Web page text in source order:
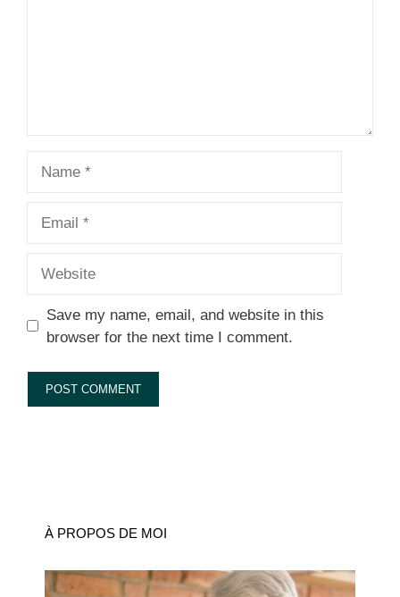
Save my name, email, and website in this
browser for the next time I comment.
À PROPOS DE MOI